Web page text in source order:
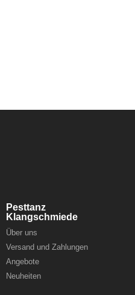
Pesttanz
Klangschmiede
Über uns
Versand und Zahlungen
Angebote
Neuheiten